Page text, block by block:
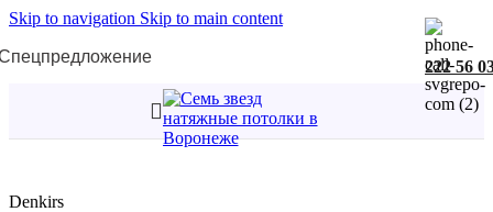
Skip to navigation Skip to main content
222 56
Светильники/ Влагозащищенные светильники
Denkirs